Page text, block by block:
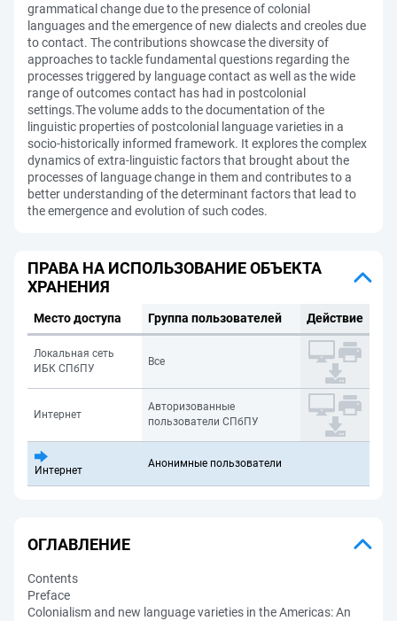
grammatical change due to the presence of colonial
languages and the emergence of new dialects and creoles due
to contact. The contributions showcase the diversity of
approaches to tackle fundamental questions regarding the
processes triggered by language contact as well as the wide
range of outcomes contact has had in postcolonial
settings.The volume adds to the documentation of the
linguistic properties of postcolonial language varieties in a
socio-historically informed framework. It explores the complex
dynamics of extra-linguistic factors that brought about the
processes of language change in them and contributes to a
better understanding of the determinant factors that lead to
the emergence and evolution of such codes.
ПРАВА НА ИСПОЛЬЗОВАНИЕ ОБЪЕКТА
ХРАНЕНИЯ
Место доступа Группа пользователей Действие
Локальная сеть
ИБК СПбПУ
Все
Интернет
Авторизованные
пользователи СПбПУ
Интернет
Анонимные пользователи
ОГЛАВЛЕНИЕ
Contents
Preface
Colonialism and new language varieties in the Americas: An